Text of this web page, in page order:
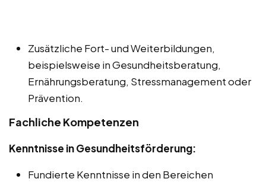
Zusätzliche Fort- und Weiterbildungen,
beispielsweise in Gesundheitsberatung,
Ernährungsberatung, Stressmanagement oder
Prävention.
Fachliche Kompetenzen
Kenntnisse in Gesundheitsförderung:
Fundierte Kenntnisse in den Bereichen